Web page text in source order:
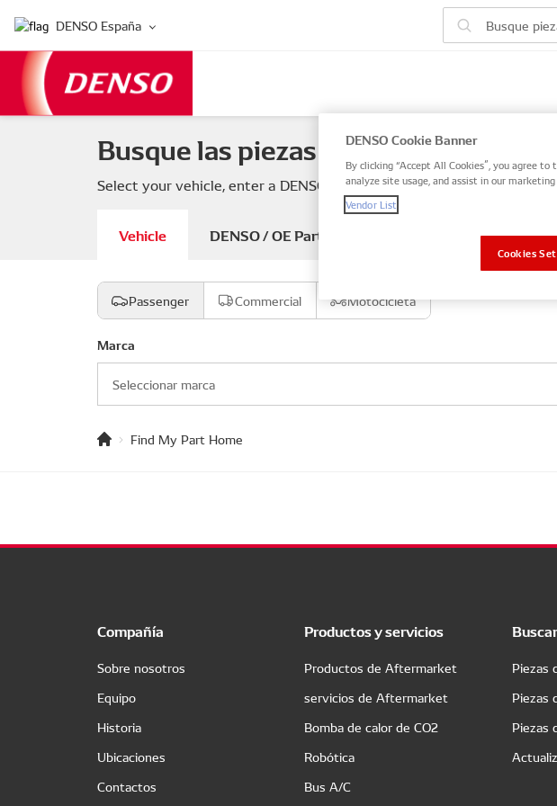
DENSO España
Busque las piezas de su vehículo
Select your vehicle, enter a DENSO or OE part number, or search by
Vehicle DENSO / OE Part number VIN / Frame
Passenger Commercial Motocicleta
Marca
Seleccionar marca
Find My Part Home
Compañía
Sobre nosotros
Equipo
Historia
Ubicaciones
Contactos
Productos y servicios
Productos de Aftermarket
servicios de Aftermarket
Bomba de calor de CO2
Robótica
Bus A/C
Piezas
Piezas
Piezas
DENSO Cookie Banner
By clicking “Accept All Cookies”, you agree
analyze site usage, and assist in our
Vendor List
Cookies